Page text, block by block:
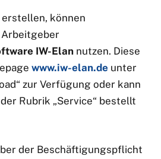
erstellen, können
IW-Elan nutzen. Diese
www.iw-elan.de unter
zur Verfügung oder kann
Rubrik „Service“ bestellt
der Beschäftigungspflicht